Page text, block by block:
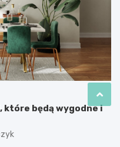
które będą wygodne i